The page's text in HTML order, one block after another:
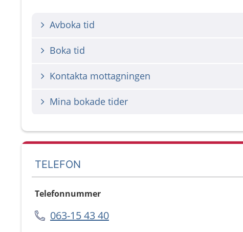
Avboka tid
Boka tid
Kontakta mottagningen
Mina bokade tider
TELEFON
Telefonnummer
063-15 43 40